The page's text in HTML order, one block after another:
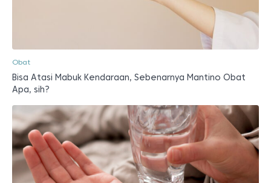
Obat
Bisa Atasi Mabuk Kendaraan, Sebenarnya Mantino Obat
Apa, sih?